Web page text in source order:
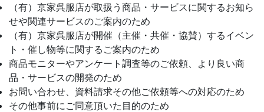
（有）京家呉服店が取扱う商品・サービスに関するお知ら
せや関連サービスのご案内のため
（有）京家呉服店が開催（主催・共催・協賛）するイベン
ト・催し物等に関するご案内のため
商品モニターやアンケート調査等のご依頼、より良い商
品・サービスの開発のため
お問い合わせ、資料請求その他ご依頼等への対応のため
その他事前にご同意頂いた目的のため